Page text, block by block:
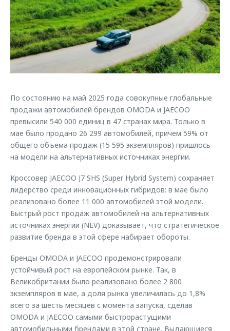
Страхование
Кредитный калькулятор
Аксессуары
Одежда и сувениры
Запчасти
Трейд-ин
Калькулятор трейд-ин
Руководства по эксплуатации
Клиентская поддержка
O&J Автоклуб
Клуб владельцев OMODA
Аксессуары
Одежда и сувениры
Оригинальные аксессуары
Запчасти
Обратная связь
По состоянию на май 2025 года совокупные глобальные
продажи автомобилей брендов OMODA и JAECOO
превысили 540 000 единиц в 47 странах мира. Только в
мае было продано 26 299 автомобилей, причем 59% от
общего объема продаж (15 595 экземпляров) пришлось
на модели на альтернативных источниках энергии.
Кроссовер JAECOO J7 SHS (Super Hybrid System) сохраняет
лидерство среди инновационных гибридов: в мае было
реализовано более 11 000 автомобилей этой модели.
Быстрый рост продаж автомобилей на альтернативных
источниках энергии (NEV) доказывает, что стратегическое
развитие бренда в этой сфере набирает обороты.
Бренды OMODA и JAECOO продемонстрировали
устойчивый рост на европейском рынке. Так, в
Великобритании было реализовано более 2 800
экземпляров в мае, а доля рынка увеличилась до 1,8%
всего за шесть месяцев с момента запуска, сделав
OMODA и JAECOO самыми быстрорастущими
автомобильными брендами в этой стране. Выдающиеся